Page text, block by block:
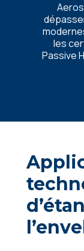
les
Passive